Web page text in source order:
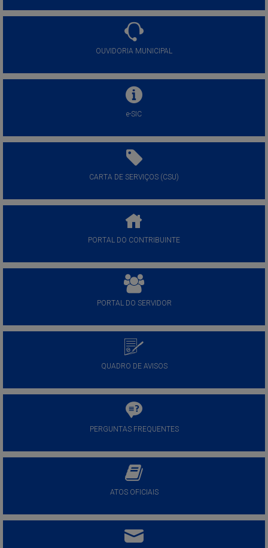
OUVIDORIA MUNICIPAL
e-SIC
CARTA DE SERVIÇOS (CSU)
PORTAL DO CONTRIBUINTE
PORTAL DO SERVIDOR
QUADRO DE AVISOS
PERGUNTAS FREQUENTES
ATOS OFICIAIS